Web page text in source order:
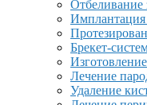
Отбеливание
Имплантация
Брекет-
Лечение
Удаление